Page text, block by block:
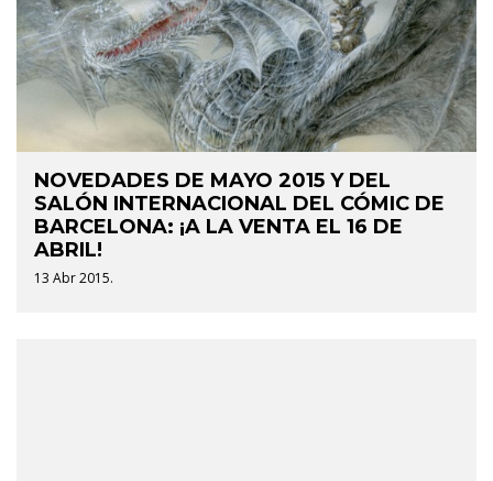
NOVEDADES DE MAYO 2015 Y DEL
SALÓN INTERNACIONAL DEL CÓMIC DE
BARCELONA: ¡A LA VENTA EL 16 DE
ABRIL!
13 Abr 2015.